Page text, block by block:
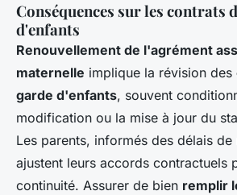
Conséquences sur les contrats
d'enfants
Renouvellement de l'agrément
maternelle implique la révision des
garde d'enfants, souvent
modification ou la mise à jour du
Les parents, informés des délais de
ajustent leurs accords contractuels
continuité. Assurer de bien remplir